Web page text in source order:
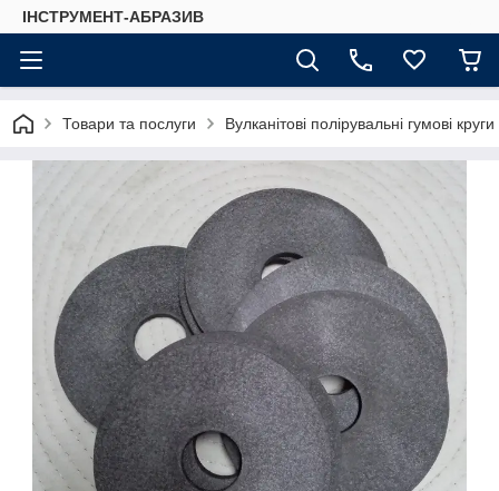
ІНСТРУМЕНТ-АБРАЗИВ
Товари та послуги Вулканітові полірувальні гумові круги